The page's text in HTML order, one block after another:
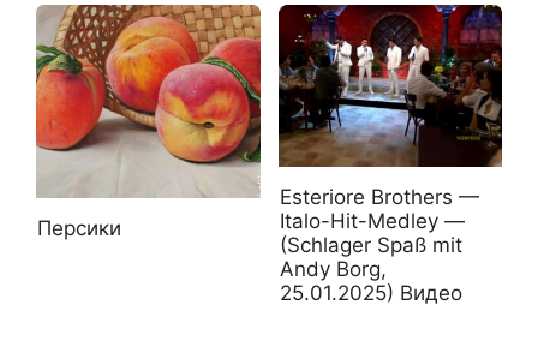
Персики
Esteriore Brothers —
Italo-Hit-Medley —
(Schlager Spaß mit
Andy Borg,
25.01.2025) Видео